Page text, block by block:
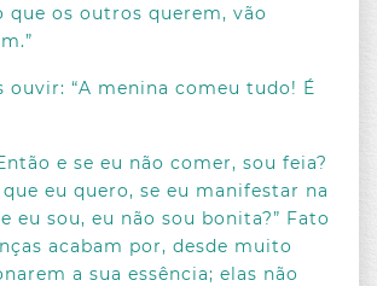
que os outros querem, vão
ouvir: “A menina comeu tudo! É
e se eu não comer, sou feia?
eu quero, se eu manifestar na
eu sou, eu não sou bonita?” Fato
acabam por, desde muito
a sua essência; elas não